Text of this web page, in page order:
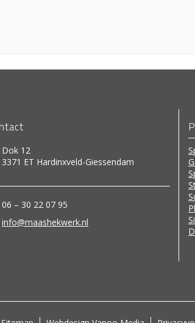
Dok 12
3371 ET Hardinxveld-Giessendam
06 – 30 22 07 95
info@maashekwerk.nl